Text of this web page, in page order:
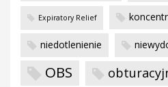
Expiratory Relief
niedotlenienie
OBS